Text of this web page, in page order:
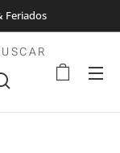
Feriados